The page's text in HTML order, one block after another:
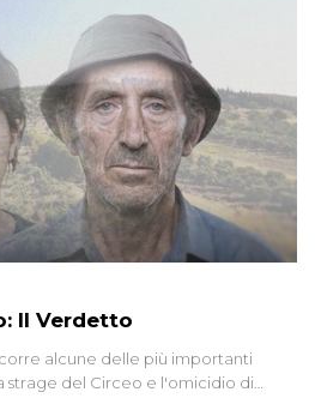
Il Verdetto
alcune delle più importanti
strage del Circeo e l'omicidio di